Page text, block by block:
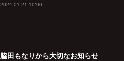
2024.01.21 10:00
脇田もなりから大切なお知らせ